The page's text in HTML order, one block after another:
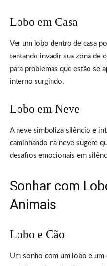
Lobo em Casa
Ver um lobo dentro de casa
tentando invadir sua zona de
para problemas que estão se
interno surgindo.
Lobo em Neve
A neve simboliza silêncio e
caminhando na neve sugere
desafios emocionais em
Sonhar com
Animais
Lobo e Cão
Um sonho com um lobo e um